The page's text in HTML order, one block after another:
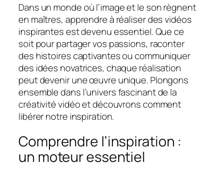
Dans un monde où l’image et le son règnent
en maîtres, apprendre à réaliser des vidéos
inspirantes est devenu essentiel. Que ce
soit pour partager vos passions, raconter
des histoires captivantes ou communiquer
des idées novatrices, chaque réalisation
peut devenir une œuvre unique. Plongons
ensemble dans l’univers fascinant de la
créativité vidéo et découvrons comment
libérer notre inspiration.
Comprendre l’inspiration :
un moteur essentiel